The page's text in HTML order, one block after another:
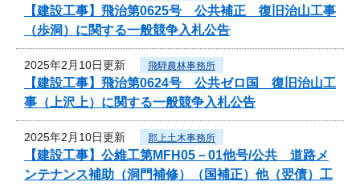
【建設工事】飛治第0625号 公共補正 復旧治山工事
（歩洞）に関する一般競争入札公告
2025年2月10日更新 飛騨農林事務所
【建設工事】飛治第0624号 公共ゼロ国 復旧治山工
事（上沢上）に関する一般競争入札公告
2025年2月10日更新 郡上土木事務所
【建設工事】公維工第MFH05－01他号/公共 道路メ
ンテナンス補助（洞門補修）（国補正）他（翌債）工